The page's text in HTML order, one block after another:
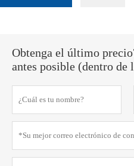
Obtenga el último
antes posible (dentro de